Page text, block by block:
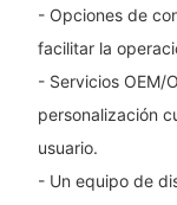
- Opciones de
facilitar la
- Servicios OEM/
personalización
usuario.
- Un equipo de